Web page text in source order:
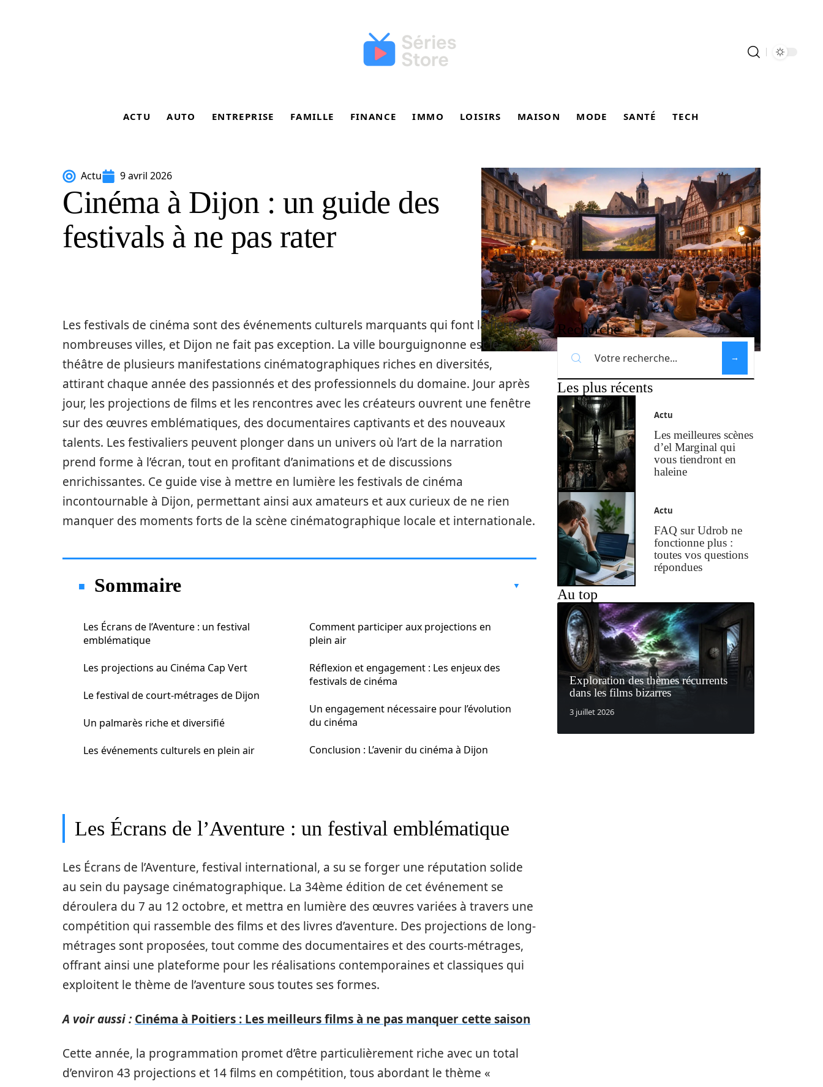
ACTU AUTO ENTREPRISE FAMILLE FINANCE IMMO LOISIRS MAISON MODE SANTÉ TECH
Actu 9 avril 2026
Cinéma à Dijon : un guide des
festivals à ne pas rater
Les festivals de cinéma sont des événements culturels marquants qui font la fierté de
nombreuses villes, et Dijon ne fait pas exception. La ville bourguignonne est le
théâtre de plusieurs manifestations cinématographiques riches en diversités,
attirant chaque année des passionnés et des professionnels du domaine. Jour après
jour, les projections de films et les rencontres avec les créateurs ouvrent une fenêtre
sur des œuvres emblématiques, des documentaires captivants et des nouveaux
talents. Les festivaliers peuvent plonger dans un univers où l’art de la narration
prend forme à l’écran, tout en profitant d’animations et de discussions
enrichissantes. Ce guide vise à mettre en lumière les festivals de cinéma
incontournable à Dijon, permettant ainsi aux amateurs et aux curieux de ne rien
manquer des moments forts de la scène cinématographique locale et internationale.
Sommaire
Les Écrans de l’Aventure : un festival
emblématique
Les projections au Cinéma Cap Vert
Le festival de court-métrages de Dijon
Un palmarès riche et diversifié
Les événements culturels en plein air
Comment participer aux projections en
plein air
Réflexion et engagement : Les enjeux des
festivals de cinéma
Un engagement nécessaire pour l’évolution
du cinéma
Conclusion : L’avenir du cinéma à Dijon
Les Écrans de l’Aventure : un festival emblématique
Les Écrans de l’Aventure, festival international, a su se forger une réputation solide
au sein du paysage cinématographique. La 34ème édition de cet événement se
déroulera du 7 au 12 octobre, et mettra en lumière des œuvres variées à travers une
compétition qui rassemble des films et des livres d’aventure. Des projections de long-
métrages sont proposées, tout comme des documentaires et des courts-métrages,
offrant ainsi une plateforme pour les réalisations contemporaines et classiques qui
exploitent le thème de l’aventure sous toutes ses formes.
A voir aussi : Cinéma à Poitiers : Les meilleurs films à ne pas manquer cette saison
Cette année, la programmation promet d’être particulièrement riche avec un total
d’environ 43 projections et 14 films en compétition, tous abordant le thème «
Recherche
Les plus récents
Actu
Les meilleures scènes
d’el Marginal qui
vous tiendront en
haleine
Actu
FAQ sur Udrob ne
fonctionne plus :
toutes vos questions
répondues
Au top
Exploration des thèmes récurrents
dans les films bizarres
3 juillet 2026